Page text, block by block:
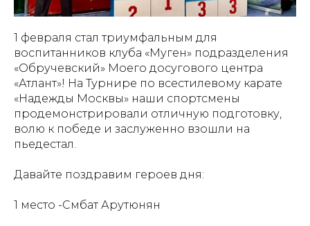
1 февраля стал триумфальным для
воспитанников клуба «Муген» подразделения
«Обручевский» Моего досугового центра
«Атлант»! На Турнире по всестилевому карате
«Надежды Москвы» наши спортсмены
продемонстрировали отличную подготовку,
волю к победе и заслуженно взошли на
пьедестал.
Давайте поздравим героев дня:
1 место -Смбат Арутюнян